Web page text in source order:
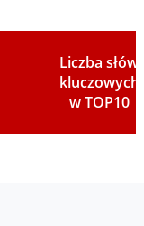
Liczba słów
kluczowych
w TOP10